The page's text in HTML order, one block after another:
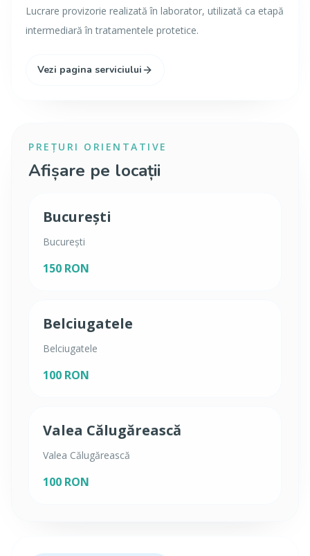
Lucrare provizorie realizată în laborator, utilizată ca etapă
intermediară în tratamentele protetice.
Vezi pagina serviciului
PREȚURI ORIENTATIVE
Afișare pe locații
București
București
150 RON
Belciugatele
Belciugatele
100 RON
Valea Călugărească
Valea Călugărească
100 RON